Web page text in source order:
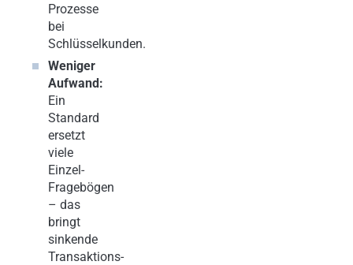
Prozesse
bei
Schlüsselkunden.
Weniger
Aufwand:
Ein
Standard
ersetzt
viele
Einzel-
Fragebögen
– das
bringt
sinkende
Transaktions-